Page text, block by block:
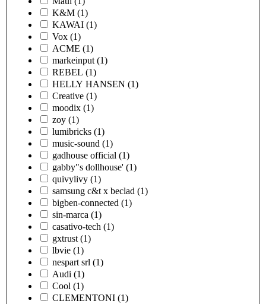
K&M (1)
KAWAI (1)
Vox (1)
ACME (1)
markeinput (1)
REBEL (1)
HELLY HANSEN (1)
Creative (1)
moodix (1)
zoy (1)
lumibricks (1)
music-sound (1)
gadhouse official (1)
gabby"s dollhouse' (1)
quivylivy (1)
samsung c&t x beclad (1)
bigben-connected (1)
sin-marca (1)
casativo-tech (1)
gxtrust (1)
lbvie (1)
nespart srl (1)
Audi (1)
Cool (1)
CLEMENTONI (1)